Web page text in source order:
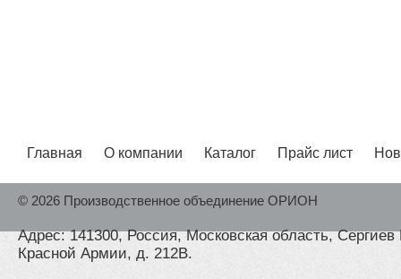
Главная О компании Каталог Прайс лист
© 2026 Производственное объединение ОРИОН
Адрес: 141300, Россия, Московская область,
Красной Армии, д. 212В.